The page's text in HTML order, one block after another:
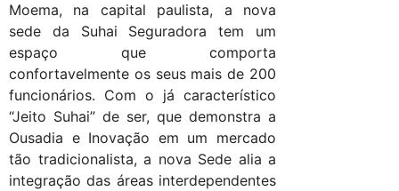
Moema, na capital paulista, a nova
sede da Suhai Seguradora tem um
espaço que comporta
confortavelmente os seus mais de 200
funcionários. Com o já característico
“Jeito Suhai” de ser, que demonstra a
Ousadia e Inovação em um mercado
tão tradicionalista, a nova Sede alia a
integração das áreas interdependentes